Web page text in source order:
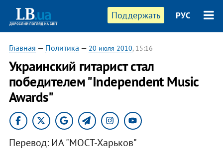
Поддержать РУС
Главная — Политика — 20 июля 2010, 15:16
Украинский гитарист стал
победителем "Independent Music
Awards"
Перевод: ИА "МОСТ-Харьков"